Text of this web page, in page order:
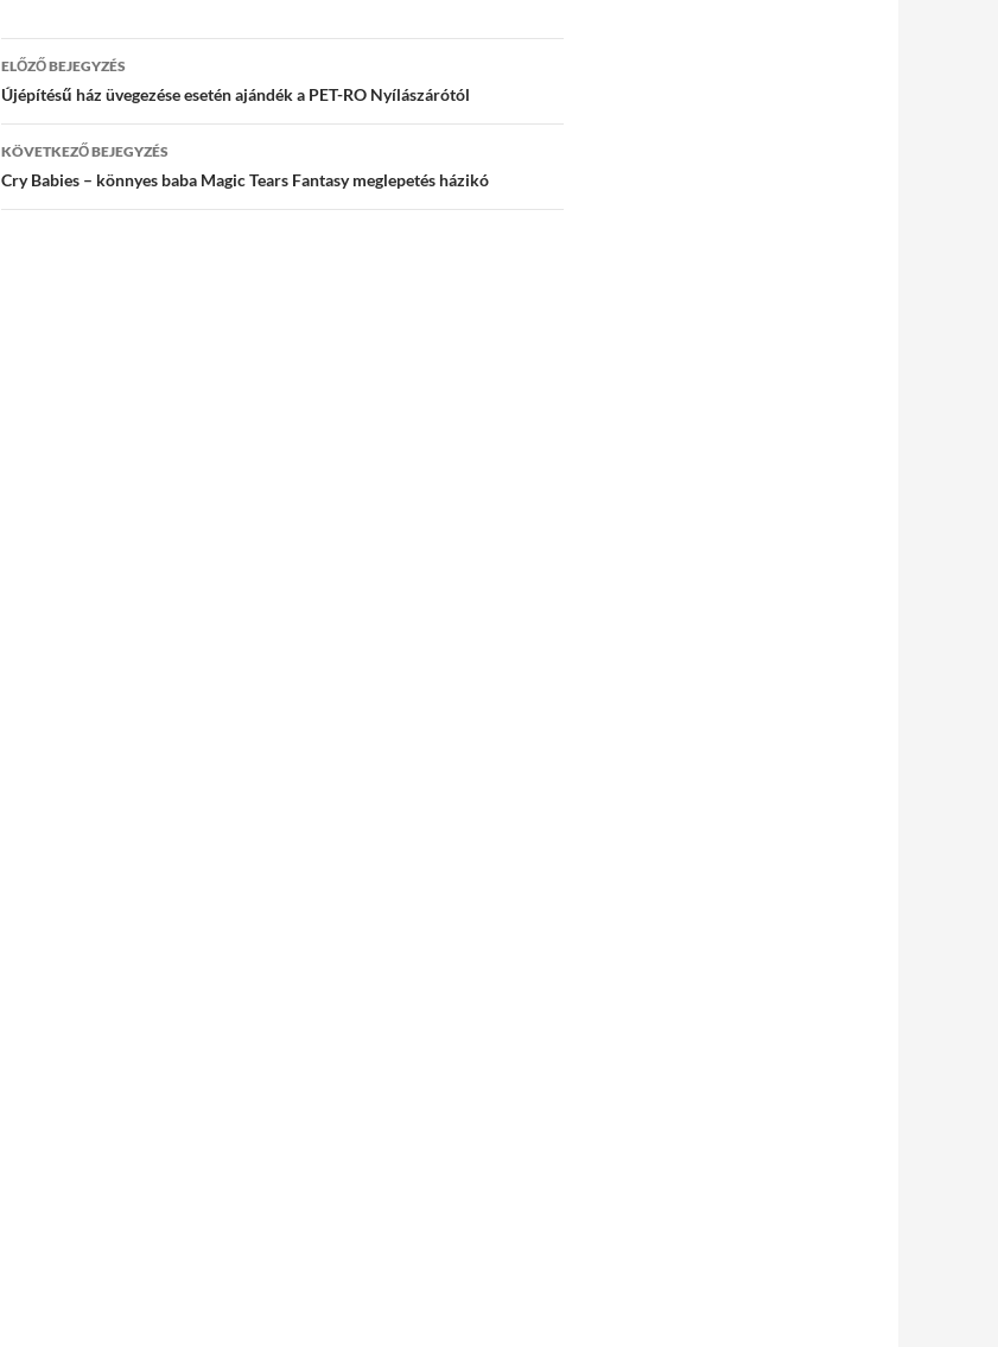
Bejegyzés
navigáció
ELŐZŐ BEJEGYZÉS
Újépítésű ház üvegezése esetén ajándék a PET-RO Nyílászárótól
KÖVETKEZŐ BEJEGYZÉS
Cry Babies – könnyes baba Magic Tears Fantasy meglepetés házikó